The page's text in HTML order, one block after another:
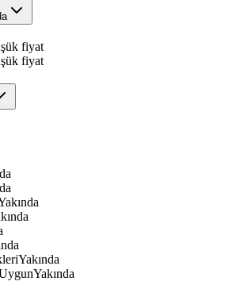
fiyat
fiyat
Yakında
Yakında